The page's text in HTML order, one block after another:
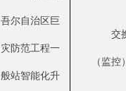
吾尔自治区巨
灾防范工程一
般站智能化升
交
（监控